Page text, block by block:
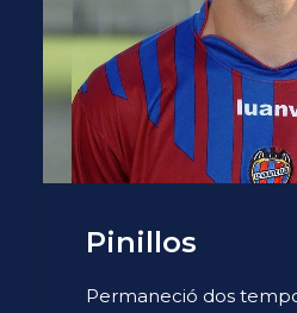
Pinillos
Permaneció dos